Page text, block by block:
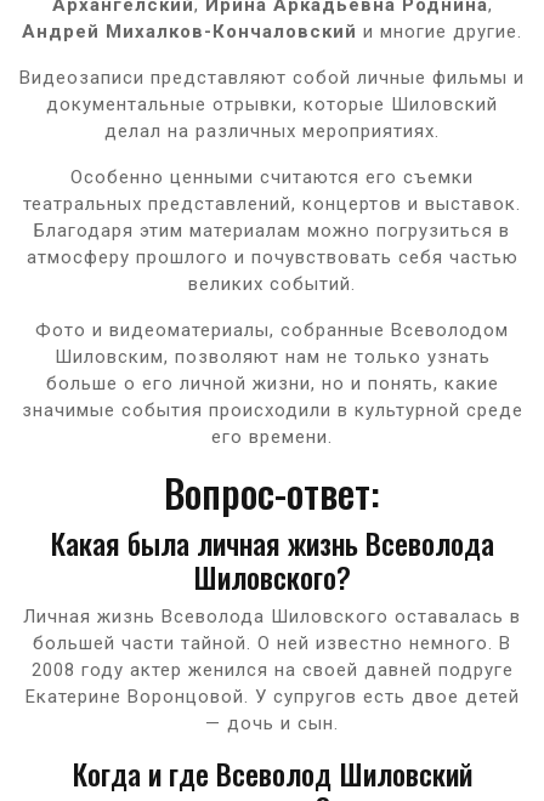
Андрей Михалков-Кончаловский и многие другие.
Видеозаписи представляют собой личные фильмы и
документальные отрывки, которые Шиловский
делал на различных мероприятиях.
Особенно ценными считаются его съемки
театральных представлений, концертов и выставок.
Благодаря этим материалам можно погрузиться в
атмосферу прошлого и почувствовать себя частью
великих событий.
Фото и видеоматериалы, собранные Всеволодом
Шиловским, позволяют нам не только узнать
больше о его личной жизни, но и понять, какие
значимые события происходили в культурной среде
его времени.
Вопрос-ответ:
Какая была личная жизнь Всеволода
Шиловского?
Личная жизнь Всеволода Шиловского оставалась в
большей части тайной. О ней известно немного. В
2008 году актер женился на своей давней подруге
Екатерине Воронцовой. У супругов есть двое детей
— дочь и сын.
Когда и где Всеволод Шиловский